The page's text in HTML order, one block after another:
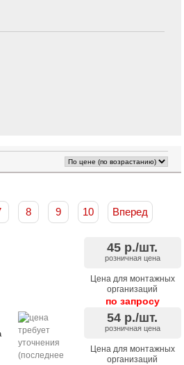
8 9 10 Вперед
45 р./шт.
розничная цена
Цена для монтажных
организаций
по запросу
54 р./шт.
розничная цена
Цена для монтажных
организаций